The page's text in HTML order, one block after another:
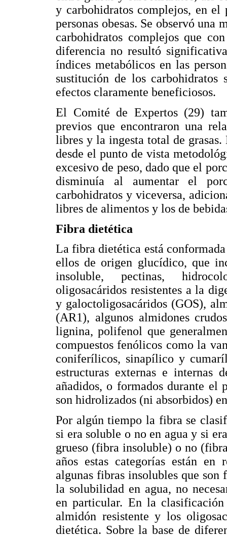
y carbohidratos complejos, en
personas obesas. Se observó
carbohidratos complejos que
diferencia no resultó
índices metabólicos en las
sustitución de los carbohidratos
efectos claramente beneficiosos.
El Comité de Expertos (29)
previos que encontraron una
libres y la ingesta total de grasas.
desde el punto de vista
excesivo de peso, dado que el
disminuía al aumentar el
carbohidratos y viceversa,
libres de alimentos y los de
Fibra dietética
La fibra dietética está
ellos de origen glucídico, que
insoluble, pectinas,
oligosacáridos resistentes a la
y galoctoligosacáridos (GOS),
(AR1), algunos almidones
lignina, polifenol que
compuestos fenólicos como la
coniferílicos, sinapílico y
estructuras externas e internas
añadidos, o formados durante el
son hidrolizados (ni absorbidos)
Por algún tiempo la fibra se
si era soluble o no en agua y si
grueso (fibra insoluble) o no
años estas categorías están
algunas fibras insolubles que son
la solubilidad en agua, no
en particular. En la
almidón resistente y los
dietética. Sobre la base de